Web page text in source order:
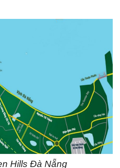
Hills Đà Nẵng